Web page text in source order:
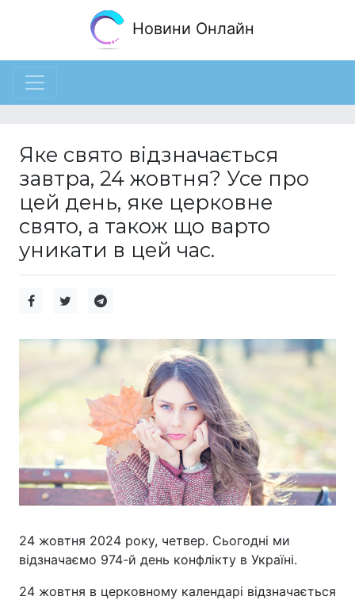
Новини Онлайн
Яке свято відзначається
завтра, 24 жовтня? Усе про
цей день, яке церковне
свято, а також що варто
уникати в цей час.
24 жовтня 2024 року, четвер. Сьогодні ми
відзначаємо 974-й день конфлікту в Україні.
24 жовтня в церковному календарі відзначається